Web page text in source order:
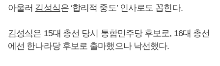
아울러 김성식은 ‘합리적 중도’ 인사로도 꼽힌다.
김성식은 15대 총선 당시 통합민주당 후보로, 16대 총선
에선 한나라당 후보로 출마했으나 낙선했다.